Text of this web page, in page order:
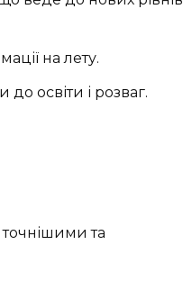
на лету.
освіти і розваг.
та